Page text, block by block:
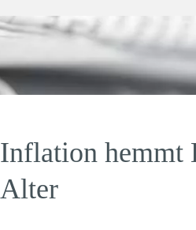
Inflation hemmt
Alter